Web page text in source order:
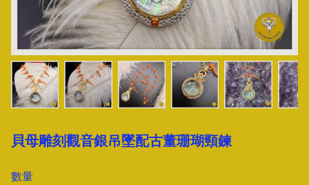
貝母雕刻觀音銀吊墜配古董珊瑚頸鍊
數量